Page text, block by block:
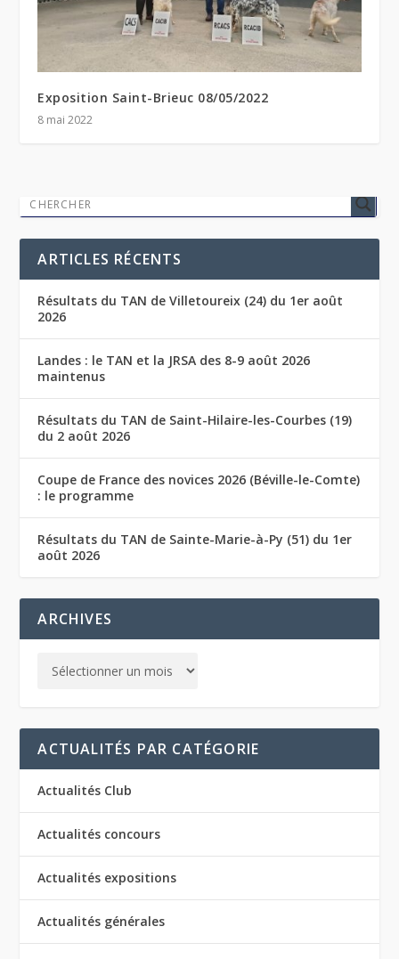
Exposition Saint-Brieuc 08/05/2022
8 mai 2022
ARTICLES RÉCENTS
Résultats du TAN de Villetoureix (24) du 1er août
2026
Landes : le TAN et la JRSA des 8-9 août 2026
maintenus
Résultats du TAN de Saint-Hilaire-les-Courbes (19)
du 2 août 2026
Coupe de France des novices 2026 (Béville-le-Comte)
: le programme
Résultats du TAN de Sainte-Marie-à-Py (51) du 1er
août 2026
ARCHIVES
ACTUALITÉS PAR CATÉGORIE
Actualités Club
Actualités concours
Actualités expositions
Actualités générales